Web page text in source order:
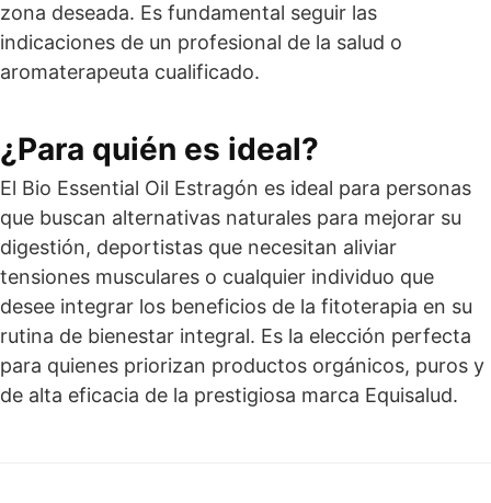
zona deseada. Es fundamental seguir las
indicaciones de un profesional de la salud o
aromaterapeuta cualificado.
¿Para quién es ideal?
El Bio Essential Oil Estragón es ideal para personas
que buscan alternativas naturales para mejorar su
digestión, deportistas que necesitan aliviar
tensiones musculares o cualquier individuo que
desee integrar los beneficios de la fitoterapia en su
rutina de bienestar integral. Es la elección perfecta
para quienes priorizan productos orgánicos, puros y
de alta eficacia de la prestigiosa marca Equisalud.